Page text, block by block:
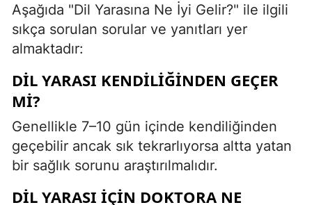
Aşağıda "Dil Yarasına Ne İyi Gelir?" ile ilgili
sıkça sorulan sorular ve yanıtları yer
almaktadır:
DIL YARASI KENDILIĞINDEN GEÇER
MI?
Genellikle 7–10 gün içinde kendiliğinden
geçebilir ancak sık tekrarlıyorsa altta yatan
bir sağlık sorunu araştırılmalıdır.
DIL YARASI IÇIN DOKTORA NE